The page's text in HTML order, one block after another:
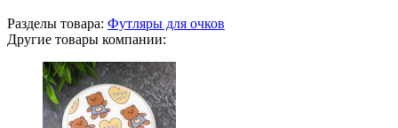
Разделы товара: Футляры для очков
Другие товары компании: